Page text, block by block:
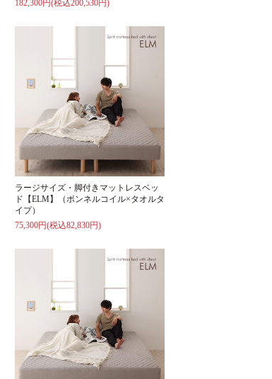
182,300円(税込200,530円)
ラージサイズ・脚付きマットレスベッ
ド【ELM】（ボンネルコイル×タオルタ
イプ）
75,300円(税込82,830円)